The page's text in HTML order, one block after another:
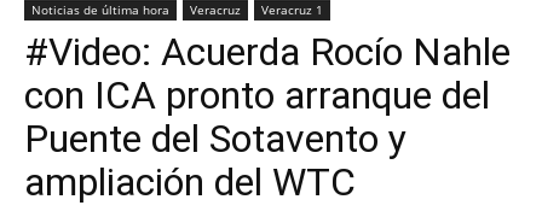
Noticias de última hora Veracruz Veracruz 1
#Video: Acuerda Rocío Nahle
con ICA pronto arranque del
Puente del Sotavento y
ampliación del WTC